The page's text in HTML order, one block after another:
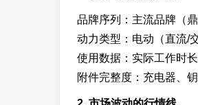
品牌序列：主流品牌（
动力类型：电动（直流/
使用数据：实际工作时
附件完整度：充电器、